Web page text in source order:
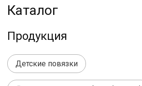
Каталог
Продукция
Детские повязки